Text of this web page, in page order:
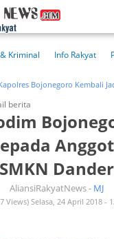
Kriminal Info Rakyat
Rakyat
Bojonegoro Kembali Jadi
berita
SMKN Dander
AliansiRakyatNews - MJ
Views) Selasa, 24 April 2018 -